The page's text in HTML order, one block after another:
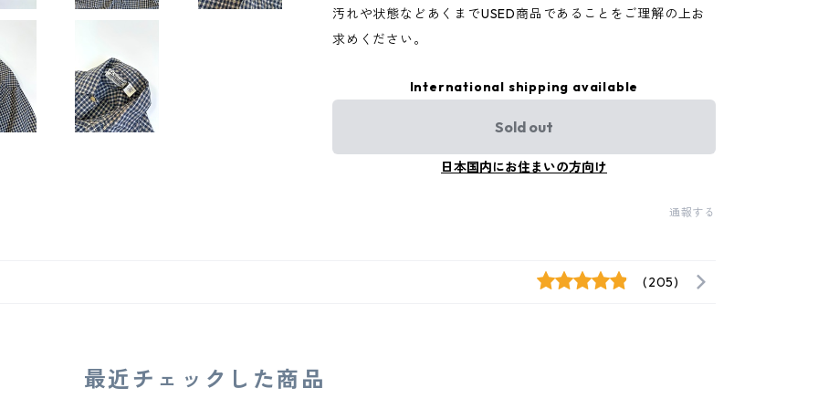
汚れや状態などあくまでUSED商品であることをご理解の上お
求めください。
International shipping available
Sold out
日本国内にお住まいの方向け
通報する
(205)
最近チェックした商品